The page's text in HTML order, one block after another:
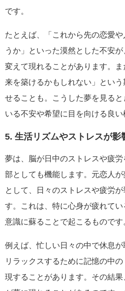
です。
たとえば、「これから先の恋愛
うか」といった漠然とした不安
変えて現れることがあります。
来を築けるかもしれない」とい
せることも。こうした夢を見る
いる不安や希望に目を向ける良い
5. 生活リズムやストレスが影
夢は、脳が日中のストレスや疲
部としても機能します。元恋人
として、日々のストレスや疲労
す。これは、特に心身が疲れて
意識に蘇ることで起こるものです
例えば、忙しい日々の中で休息
リラックスするために記憶の中
現することがあります。その結